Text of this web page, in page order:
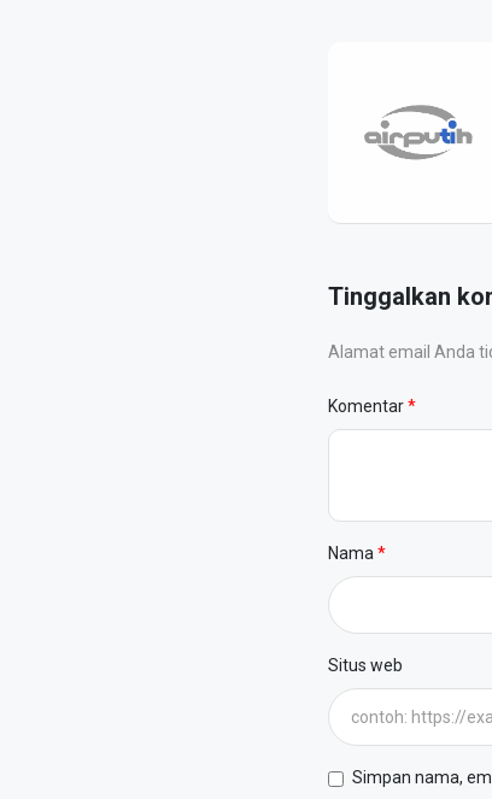
Tinggalkan
Alamat email Anda
Komentar
Nama
Situs web
Simpan nama,